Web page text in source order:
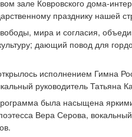
зале Ковровского дома-
празднику нашей
мира и согласия,
дающий повод для
исполнением Гимна
руководитель Татьяна
была насыщена
Вера Серова,